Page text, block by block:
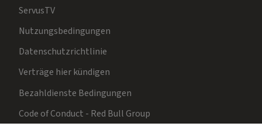
ServusTV
Nutzungsbedingungen
Datenschutzrichtlinie
Verträge hier kündigen
Bezahldienste Bedingungen
Code of Conduct - Red Bull Group